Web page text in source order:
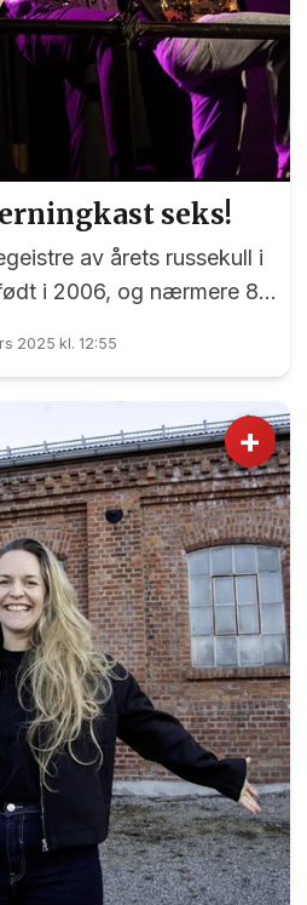
seks!
av årets russekull i
i 2006, og nærmere 80
høst lagt ned utallige
den på?». Fra første
og ikke minst
ung alder. Foto:
2025 kl. 12:55
+